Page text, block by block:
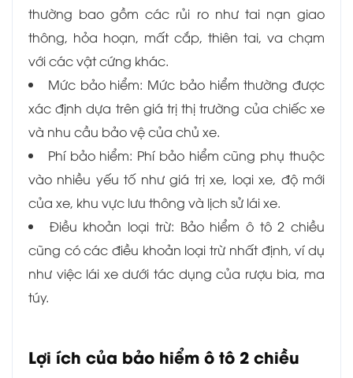
thường bao gồm các rủi ro như tai nạn giao
thông, hỏa hoạn, mất cắp, thiên tai, va chạm
với các vật cứng khác.
Mức bảo hiểm: Mức bảo hiểm thường được
xác định dựa trên giá trị thị trường của chiếc xe
và nhu cầu bảo vệ của chủ xe.
Phí bảo hiểm: Phí bảo hiểm cũng phụ thuộc
vào nhiều yếu tố như giá trị xe, loại xe, độ mới
của xe, khu vực lưu thông và lịch sử lái xe.
Điều khoản loại trừ: Bảo hiểm ô tô 2 chiều
cũng có các điều khoản loại trừ nhất định, ví dụ
như việc lái xe dưới tác dụng của rượu bia, ma
túy.
Lợi ích của bảo hiểm ô tô 2 chiều